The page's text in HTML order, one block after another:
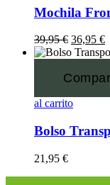
Mochila
39,95€ 36,95 €
al carrito
Bolso
21,95 €